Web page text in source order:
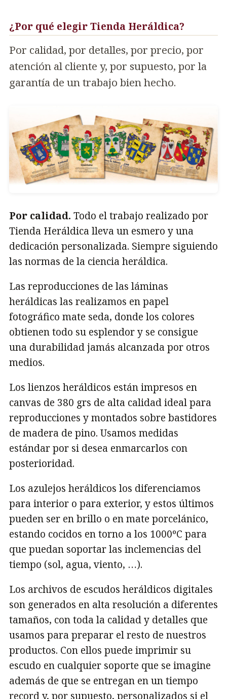
¿Por qué elegir Tienda Heráldica?
Por calidad, por detalles, por precio, por
atención al cliente y, por supuesto, por la
garantía de un trabajo bien hecho.
Por calidad. Todo el trabajo realizado por
Tienda Heráldica lleva un esmero y una
dedicación personalizada. Siempre siguiendo
las normas de la ciencia heráldica.
Las reproducciones de las láminas
heráldicas las realizamos en papel
fotográfico mate seda, donde los colores
obtienen todo su esplendor y se consigue
una durabilidad jamás alcanzada por otros
medios.
Los lienzos heráldicos están impresos en
canvas de 380 grs de alta calidad ideal para
reproducciones y montados sobre bastidores
de madera de pino. Usamos medidas
estándar por si desea enmarcarlos con
posterioridad.
Los azulejos heráldicos los diferenciamos
para interior o para exterior, y estos últimos
pueden ser en brillo o en mate porcelánico,
estando cocidos en torno a los 1000ºC para
que puedan soportar las inclemencias del
tiempo (sol, agua, viento, …).
Los archivos de escudos heráldicos digitales
son generados en alta resolución a diferentes
tamaños, con toda la calidad y detalles que
usamos para preparar el resto de nuestros
productos. Con ellos puede imprimir su
escudo en cualquier soporte que se imagine
además de que se entregan en un tiempo
record y, por supuesto, personalizados si el